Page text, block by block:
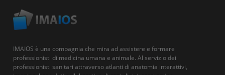
IMAIOS è una compagnia che mira ad assistere e formare
professionisti di medicina umana e animale. Al servizio dei
professionisti sanitari attraverso atlanti di anatomia interattivi,